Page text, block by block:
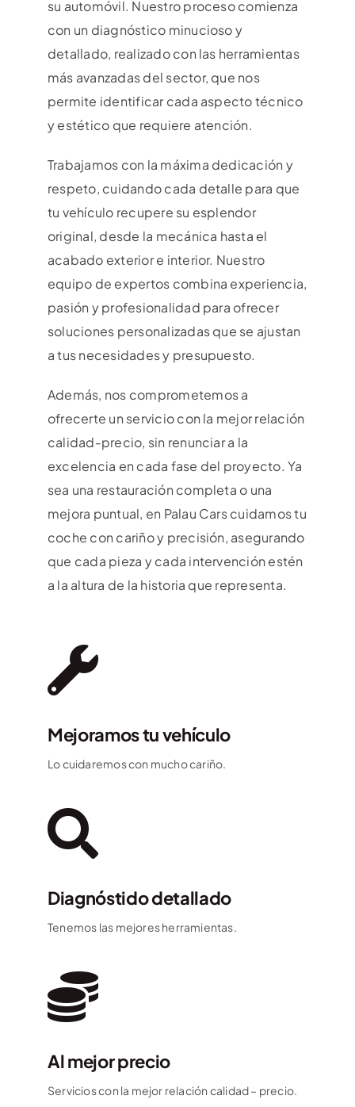
su automóvil. Nuestro proceso comienza
con un diagnóstico minucioso y
detallado, realizado con las herramientas
más avanzadas del sector, que nos
permite identificar cada aspecto técnico
y estético que requiere atención.
Trabajamos con la máxima dedicación y
respeto, cuidando cada detalle para que
tu vehículo recupere su esplendor
original, desde la mecánica hasta el
acabado exterior e interior. Nuestro
equipo de expertos combina experiencia,
pasión y profesionalidad para ofrecer
soluciones personalizadas que se ajustan
a tus necesidades y presupuesto.
Además, nos comprometemos a
ofrecerte un servicio con la mejor relación
calidad-precio, sin renunciar a la
excelencia en cada fase del proyecto. Ya
sea una restauración completa o una
mejora puntual, en Palau Cars cuidamos tu
coche con cariño y precisión, asegurando
que cada pieza y cada intervención estén
a la altura de la historia que representa.
Mejoramos tu vehículo
Lo cuidaremos con mucho cariño.
Diagnóstido detallado
Tenemos las mejores herramientas.
Al mejor precio
Servicios con la mejor relación calidad – precio.